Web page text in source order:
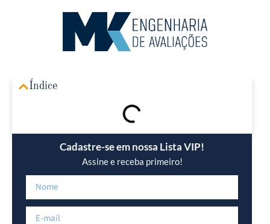
Índice
Cadastre-se em nossa Lista VIP!
Assine e receba primeiro!